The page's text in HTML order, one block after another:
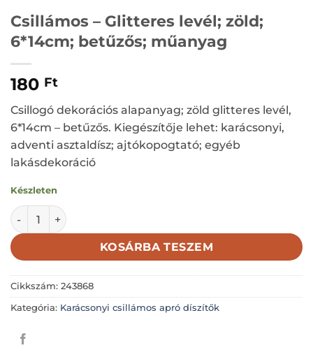
Csillámos – Glitteres levél; zöld;
6*14cm; betűzős; műanyag
180 Ft
Csillogó dekorációs alapanyag; zöld glitteres levél,
6*14cm – betűzős. Kiegészítője lehet: karácsonyi,
adventi asztaldísz; ajtókopogtató; egyéb
lakásdekoráció
Készleten
Csillámos - Glitteres levél; zöld; 6*14cm; betűzős;
KOSÁRBA TESZEM
Cikkszám: 243868
Kategória: Karácsonyi csillámos apró díszítők